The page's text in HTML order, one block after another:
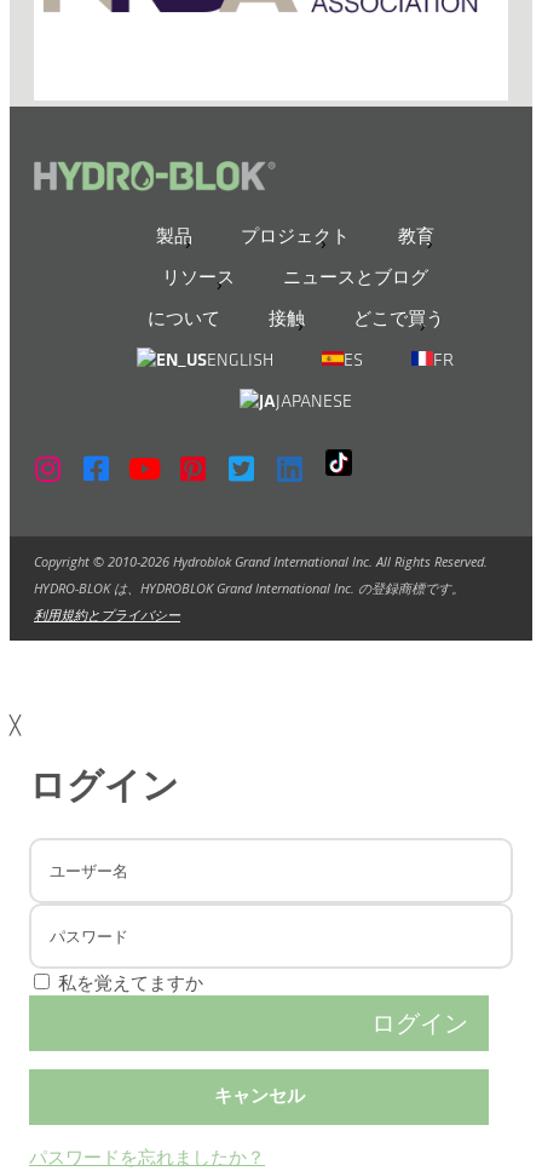
製品 プロジェクト
教育
リソース
ニュースとブログ
について
接触
どこで買う
ENGLISH
ES
FR
JAPANESE
Copyright © 2010-2026 Hydroblok Grand International Inc. All Rights Reserved.
HYDRO-BLOK は、HYDROBLOK Grand International Inc. の登録商標です。
利用規約とプライバシー
╳
ログイン
私を覚えてますか
パスワードを忘れましたか？